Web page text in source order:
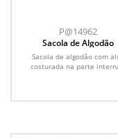
P@14962
Sacola de Algodão
Sacola de algodão com
costurada na parte